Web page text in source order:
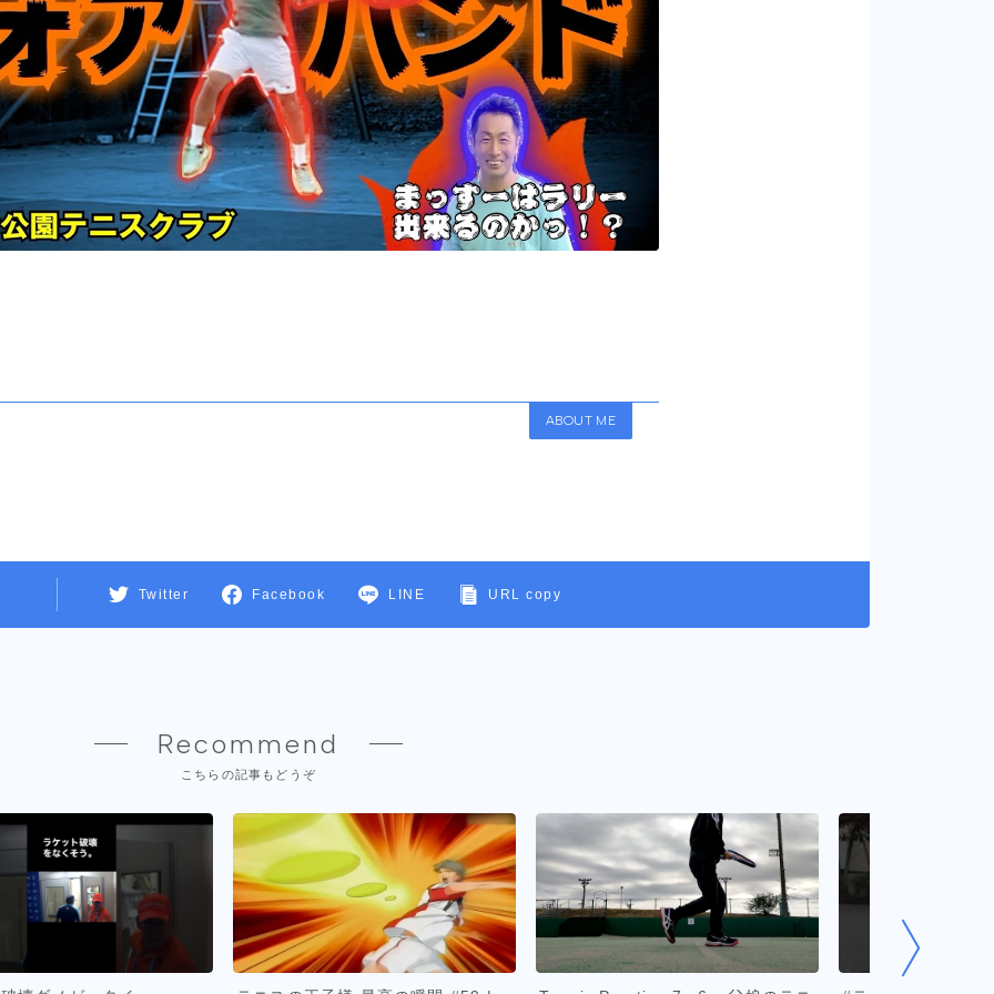
ABOUT ME
Twitter Facebook LINE URL copy
Recommend
こちらの記事もどうぞ